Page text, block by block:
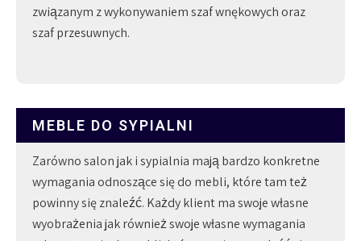
związanym z wykonywaniem szaf wnękowych oraz
szaf przesuwnych.
MEBLE DO SYPIALNI
Zarówno salon jak i sypialnia mają bardzo konkretne
wymagania odnoszące się do mebli, które tam też
powinny się znaleźć. Każdy klient ma swoje własne
wyobrażenia jak również swoje własne wymagania